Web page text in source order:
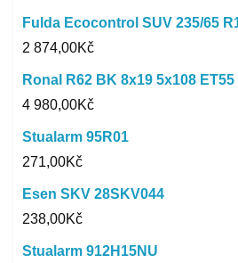
Fulda Ecocontrol SUV 235/65
2 874,00Kč
Ronal R62 BK 8x19 5x108 ET55
4 980,00Kč
Stualarm 95R01
271,00Kč
Esen SKV 28SKV044
238,00Kč
Stualarm 912H15NU